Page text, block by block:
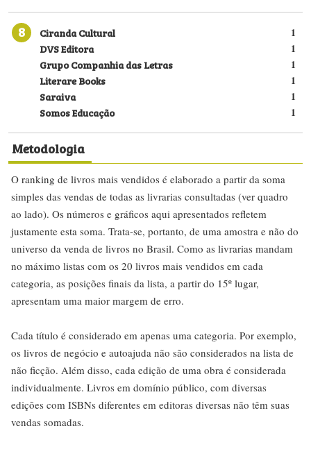
8 1
Ciranda Cultural
1
DVS Editora
1
Grupo Companhia das Letras
1
Literare Books
1
Saraiva
1
Somos Educação
Metodologia
O ranking de livros mais vendidos é elaborado a partir da soma
simples das vendas de todas as livrarias consultadas (ver quadro
ao lado). Os números e gráficos aqui apresentados refletem
justamente esta soma. Trata-se, portanto, de uma amostra e não do
universo da venda de livros no Brasil. Como as livrarias mandam
no máximo listas com os 20 livros mais vendidos em cada
categoria, as posições finais da lista, a partir do 15º lugar,
apresentam uma maior margem de erro.
Cada título é considerado em apenas uma categoria. Por exemplo,
os livros de negócio e autoajuda não são considerados na lista de
não ficção. Além disso, cada edição de uma obra é considerada
individualmente. Livros em domínio público, com diversas
edições com ISBNs diferentes em editoras diversas não têm suas
vendas somadas.